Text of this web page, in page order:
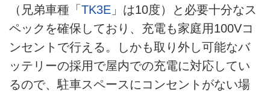
（兄弟車種「TK3E 」は10度）と必要十分なス
ペックを確保しており、充電も家庭用100Vコ
ンセントで行える。しかも取り外し可能なバ
ッテリーの採用で屋内での充電に対応してい
るので、駐車スペースにコンセントがない場